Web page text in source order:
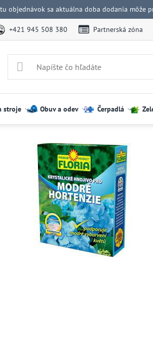
objednávok sa aktuálna doba dodania
+421 945 508 380 Partnerská zóna
stroje Obuv a odev Čerpadlá